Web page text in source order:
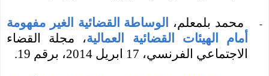
- محمد بلمعلم،
الوساطة القضائية الغير مفهومة
أمام الهيئات القضائية العمالية، مجلة القضاء
الاجتماعي الفرنسي، 17 ابريل 2014، برقم 19
.